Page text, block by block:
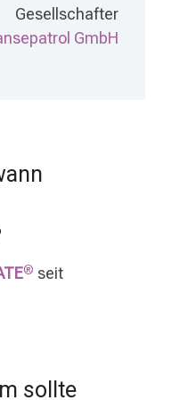
Gesellschafter
GmbH
® seit
sollte